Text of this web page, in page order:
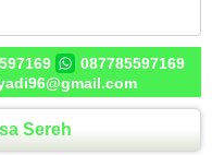
087785597169
Sereh